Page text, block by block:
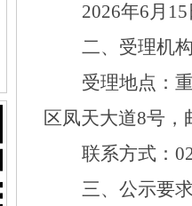
2026年6月 15
二、受理机
受理地点：
区凤天大道8号，
联系方式：
三、公示要